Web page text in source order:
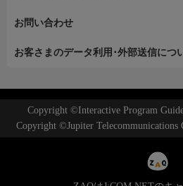
お問い合わせ
お客さまのデータ利用･外部送信につ
Copyright ©Interactive Program
Copyright ©Jupiter Telecommunications